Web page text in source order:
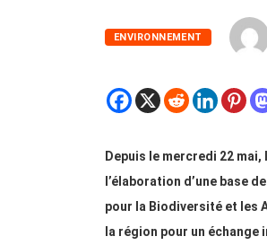
ENVIRONNEMENT
Depuis le mercredi 22
l’élaboration d’une base
pour la Biodiversité et les
la région pour un